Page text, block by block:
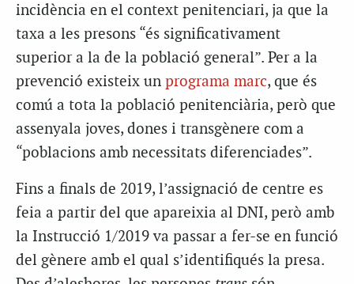
incidència en el context penitenciari, ja que la
taxa a les presons “és significativament
superior a la de la població general”. Per a la
prevenció existeix un programa marc, que és
comú a tota la població penitenciària, però que
assenyala joves, dones i transgènere com a
“poblacions amb necessitats diferenciades”.
Fins a finals de 2019, l’assignació de centre es
feia a partir del que apareixia al DNI, però amb
la Instrucció 1/2019 va passar a fer-se en funció
del gènere amb el qual s’identifiqués la presa.